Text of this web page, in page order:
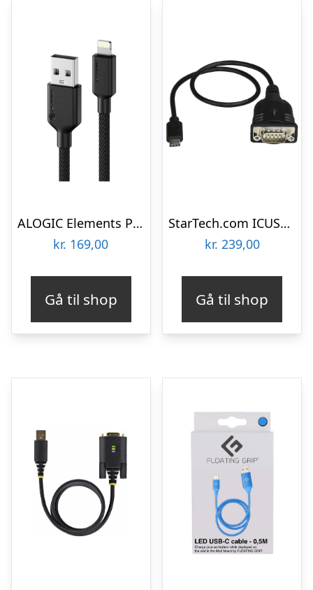
ALOGIC Elements PRO USB-A to Lightning cable 1m – Black
kr. 169,00
Gå til shop
StarTech.com ICUSB232C USB C to Serial Adapter Cable 40 CM USB Type C to RS232 (DB9) Converter Cable
kr. 239,00
Gå til shop